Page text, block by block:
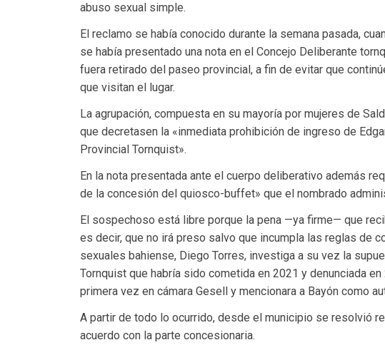
abuso sexual simple.
El reclamo se había conocido durante la semana pasada,
se había presentado una nota en el Concejo Deliberante
fuera retirado del paseo provincial, a fin de evitar que
que visitan el lugar.
La agrupación, compuesta en su mayoría por mujeres de
que decretasen la «inmediata prohibición de ingreso de
Provincial Tornquist».
En la nota presentada ante el cuerpo deliberativo además
de la concesión del quiosco-buffet» que el nombrado
El sospechoso está libre porque la pena —ya firme— que
es decir, que no irá preso salvo que incumpla las reglas de
sexuales bahiense, Diego Torres, investiga a su vez la
Tornquist que habría sido cometida en 2021 y denunciada
primera vez en cámara Gesell y mencionara a Bayón como
A partir de todo lo ocurrido, desde el municipio se resolvió
acuerdo con la parte concesionaria.